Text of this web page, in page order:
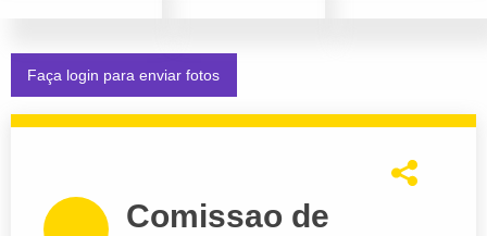
Faça login para enviar fotos
Comissao de